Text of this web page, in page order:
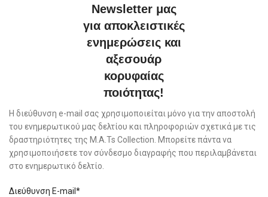
Newsletter μας
για αποκλειστικές
ενημερώσεις και
αξεσουάρ
κορυφαίας
ποιότητας!
Η διεύθυνση e-mail σας χρησιμοποιείται μόνο για την αποστολή
του ενημερωτικού μας δελτίου και πληροφοριών σχετικά με τις
δραστηριότητες της M.A.Ts Collection. Μπορείτε πάντα να
χρησιμοποιήσετε τον σύνδεσμο διαγραφής που περιλαμβάνεται
στο ενημερωτικό δελτίο.
Διεύθυνση E-mail*